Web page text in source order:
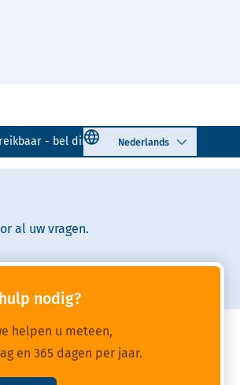
- bel direct! 010 - 268 05 85
Select language
Uitleg woorden
al uw vragen.
nodig?
helpen u meteen,
en 365 dagen per jaar.